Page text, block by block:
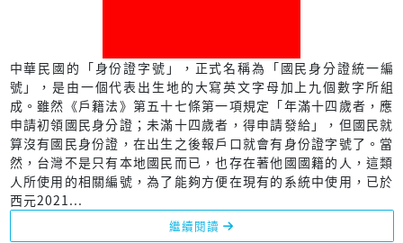
中華民國的「身份證字號」，正式名稱為「國民身分證統一編
號」，是由一個代表出生地的大寫英文字母加上九個數字所組
成。雖然《戶籍法》第五十七條第一項規定「年滿十四歲者，應
申請初領國民身分證；未滿十四歲者，得申請發給」，但國民就
算沒有國民身份證，在出生之後報戶口就會有身份證字號了。當
然，台灣不是只有本地國民而已，也存在著他國國籍的人，這類
人所使用的相關編號，為了能夠方便在現有的系統中使用，已於
西元2021...
繼續閱讀